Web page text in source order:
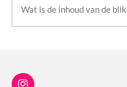
Wat is de inhoud van de